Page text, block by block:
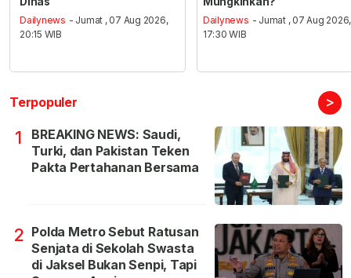
Dailynews - Jumat , 07 Aug 2026,
20:15 WIB
Dailynews - Jumat , 07 Aug 2026,
17:30 WIB
Terpopuler >
1
BREAKING NEWS: Saudi,
Turki, dan Pakistan Teken
Pakta Pertahanan Bersama
2 Polda Metro Sebut Ratusan
Senjata di Sekolah Swasta
di Jaksel Bukan Senpi, Tapi